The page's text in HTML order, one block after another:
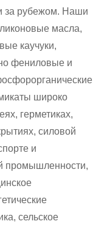
за рубежом. Наши
масла,
каучуки,
фениловые и
широко
герметиках,
силовой
и
промышленности,
сельское